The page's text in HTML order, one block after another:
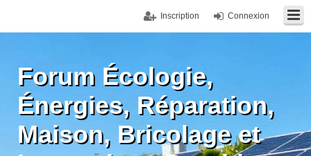
Connexion
Inscription
Forum Écologie,
Énergies, Réparation,
Maison, Bricolage et